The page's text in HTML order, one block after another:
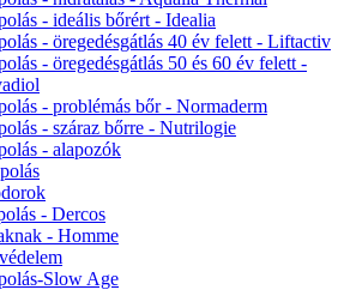
- ideális bőrért - Idealia
- öregedésgátlás 40 év felett - Liftactiv
- öregedésgátlás 50 és 60 év felett -
- problémás bőr - Normaderm
- száraz bőrre - Nutrilogie
- alapozók
- Dercos
- Homme
Slow Age